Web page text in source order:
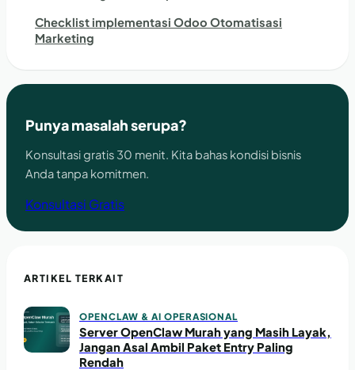
Checklist implementasi Odoo Otomatisasi
Marketing
Punya masalah serupa?
Konsultasi gratis 30 menit. Kita bahas kondisi bisnis
Anda tanpa komitmen.
Konsultasi Gratis
ARTIKEL TERKAIT
OPENCLAW & AI OPERASIONAL
Server OpenClaw Murah yang Masih Layak,
Jangan Asal Ambil Paket Entry Paling
Rendah